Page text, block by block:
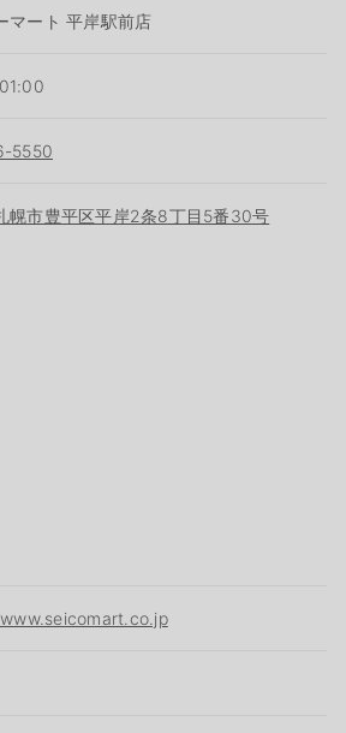
マート 平岸駅前店
5550
幌市豊平区平岸2条8丁目5番30号